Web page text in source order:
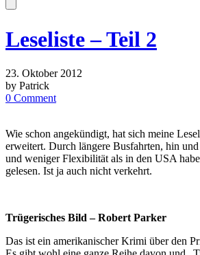
Leseliste – Teil 2
23. Oktober 2012
by Patrick
0 Comment
Wie schon angekündigt, hat sich meine
erweitert. Durch längere Busfahrten, hin
und weniger Flexibilität als in den USA
gelesen. Ist ja auch nicht verkehrt.
Trügerisches Bild – Robert Parker
Das ist ein amerikanischer Krimi über den